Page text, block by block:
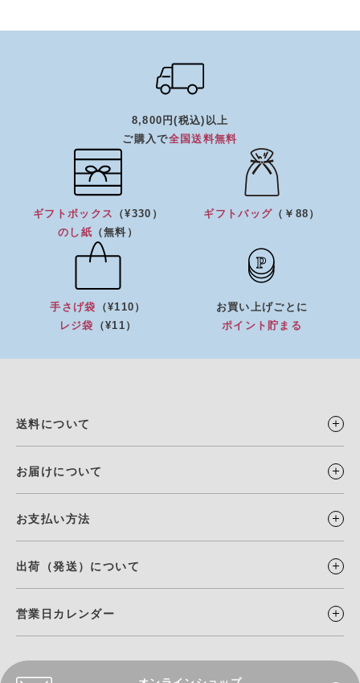
8,800円(税込)以上
ご購入で全国送料無料
ギフトボックス
（¥330）
のし紙 （無料）
ギフトバッグ （￥88）
手さげ袋
（¥110）
レジ袋
（¥11）
お買い上げごとに
ポイント貯まる
送料について
お届けについて
お支払い方法
出荷（発送）について
営業日カレンダー